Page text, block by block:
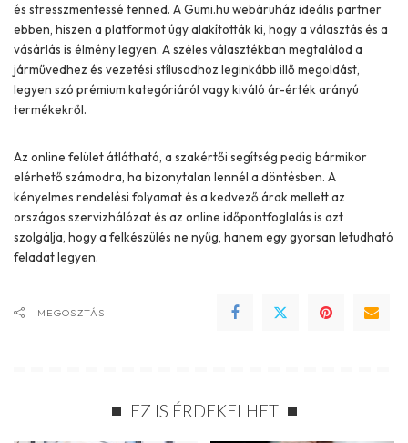
és stresszmentessé tenned. A Gumi.hu webáruház ideális partner
ebben, hiszen a platformot úgy alakították ki, hogy a választás és a
vásárlás is élmény legyen. A széles választékban megtalálod a
járművedhez és vezetési stílusodhoz leginkább illő megoldást,
legyen szó prémium kategóriáról vagy kiváló ár-érték arányú
termékekről.
Az online felület átlátható, a szakértői segítség pedig bármikor
elérhető számodra, ha bizonytalan lennél a döntésben. A
kényelmes rendelési folyamat és a kedvező árak mellett az
országos szervizhálózat és az online időpontfoglalás is azt
szolgálja, hogy a felkészülés ne nyűg, hanem egy gyorsan letudható
feladat legyen.
MEGOSZTÁS
EZ IS ÉRDEKELHET